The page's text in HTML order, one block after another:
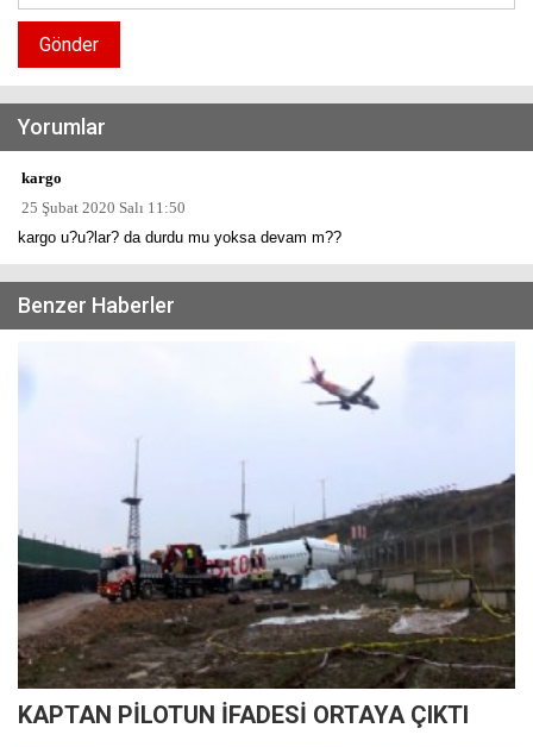
Gönder
Yorumlar
kargo
25 Şubat 2020 Salı 11:50
kargo u?u?lar? da durdu mu yoksa devam m??
Benzer Haberler
KAPTAN PİLOTUN İFADESİ ORTAYA ÇIKTI